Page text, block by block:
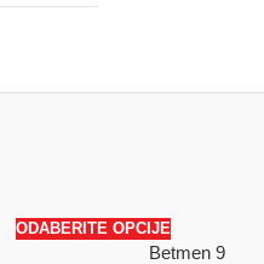
ODABERITE OPCIJE
Betmen 9